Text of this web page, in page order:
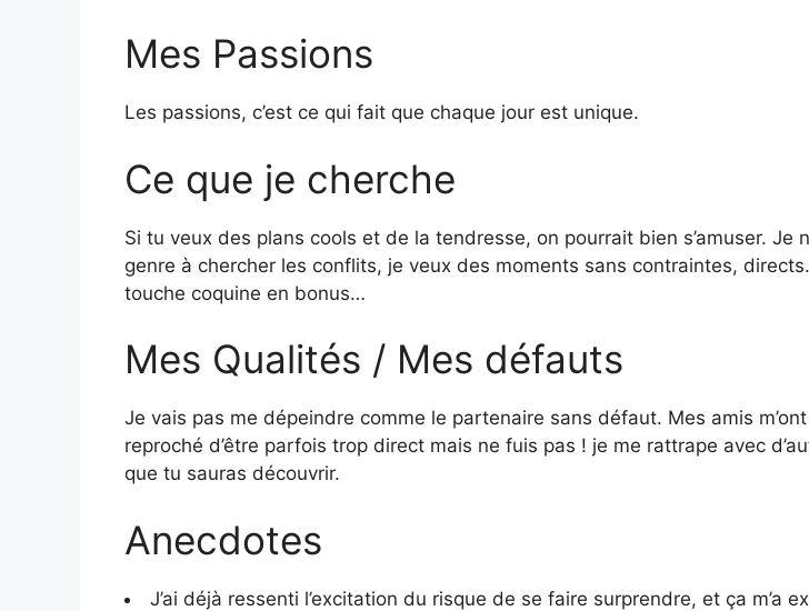
Mes Passions
Les passions, c’est ce qui fait que chaque jour est unique.
Ce que je cherche
Si tu veux des plans cools et de la tendresse, on pourrait bien s’amuser. Je
genre à chercher les conflits, je veux des moments sans contraintes,
touche coquine en bonus…
Mes Qualités / Mes défauts
Je vais pas me dépeindre comme le partenaire sans défaut. Mes amis
reproché d’être parfois trop direct mais ne fuis pas ! je me rattrape avec
que tu sauras découvrir.
Anecdotes
J’ai déjà ressenti l’excitation du risque de se faire surprendre, et ça m’a